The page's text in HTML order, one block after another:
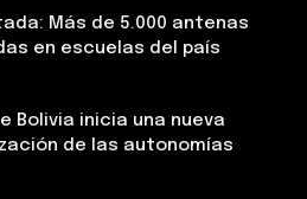
Más de 5.000 antenas
en escuelas del país
Bolivia inicia una nueva
de las autonomías